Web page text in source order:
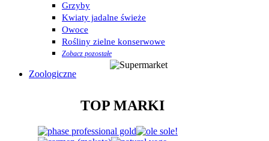
Grzyby
Kwiaty jadalne świeże
Owoce
Rośliny zielne konserwowe
Zobacz pozostałe
Zoologiczne
TOP MARKI